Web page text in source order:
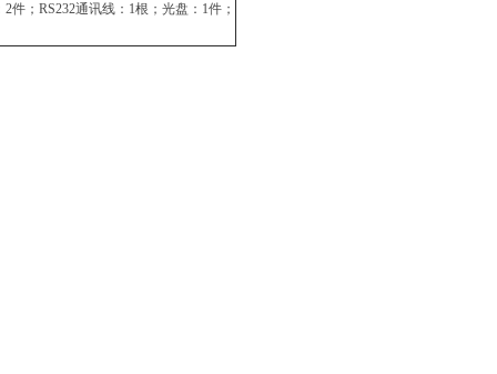
；RS232通讯线：1根；光盘：1件；